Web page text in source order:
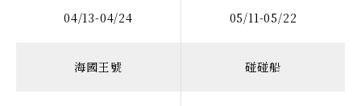
04/13-04/24 05/11-05/22
海國王號 碰碰船